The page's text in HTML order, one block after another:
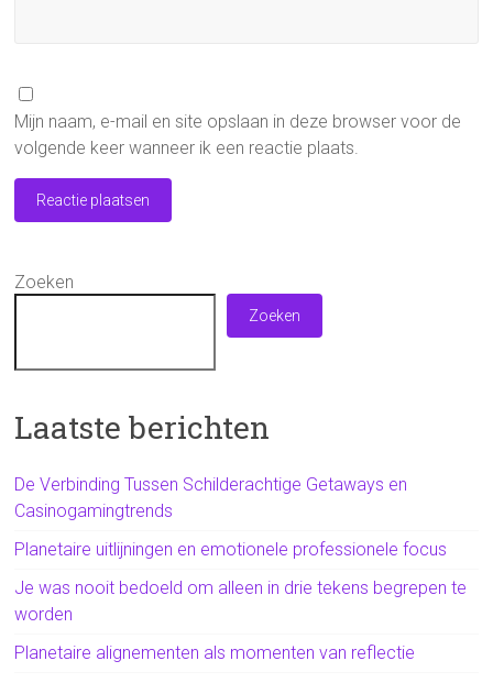
Mijn naam, e-mail en site opslaan in deze browser voor de
volgende keer wanneer ik een reactie plaats.
Zoeken
Zoeken
Laatste berichten
De Verbinding Tussen Schilderachtige Getaways en
Casinogamingtrends
Planetaire uitlijningen en emotionele professionele focus
Je was nooit bedoeld om alleen in drie tekens begrepen te
worden
Planetaire alignementen als momenten van reflectie